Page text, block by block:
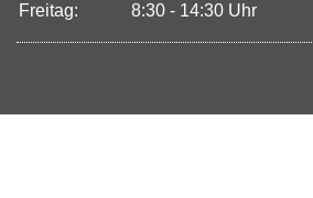
Freitag:
8:30 - 14:30 Uhr